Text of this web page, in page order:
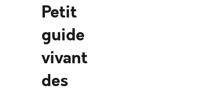
Petit
guide
vivant
des